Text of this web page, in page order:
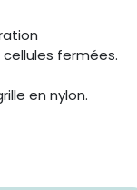
fermées.
en nylon.